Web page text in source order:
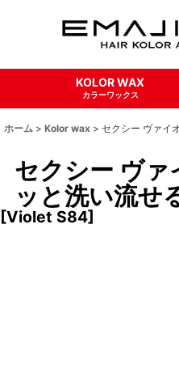
KOLOR WAX
カラーワックス
ホーム > Kolor wax > セクシー ヴァイ
セクシー ヴァ
ッと洗い流せ
[Violet S84]